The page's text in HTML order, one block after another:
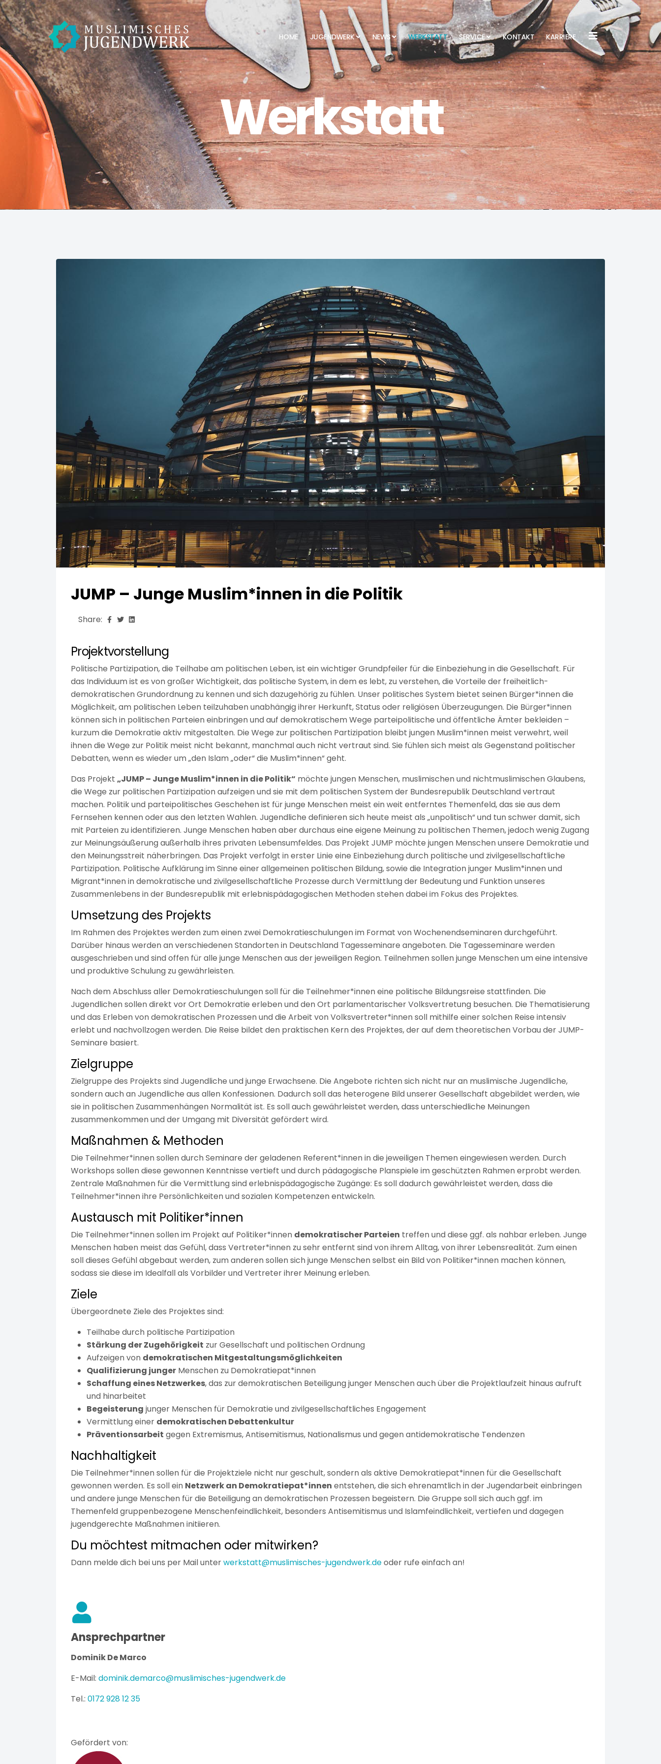
HOME JUGENDWERK NEWS WERKSTATT SERVICE KONTAKT KARRIERE
Werkstatt
JUMP – Junge Muslim*innen in die Politik
Share:
Projektvorstellung
Politische Partizipation, die Teilhabe am politischen Leben, ist ein wichtiger Grundpfeiler für die Einbeziehung in die Gesellschaft. Für
das Individuum ist es von großer Wichtigkeit, das politische System, in dem es lebt, zu verstehen, die Vorteile der freiheitlich-
demokratischen Grundordnung zu kennen und sich dazugehörig zu fühlen. Unser politisches System bietet seinen Bürger*innen die
Möglichkeit, am politischen Leben teilzuhaben unabhängig ihrer Herkunft, Status oder religiösen Überzeugungen. Die Bürger*innen
können sich in politischen Parteien einbringen und auf demokratischem Wege parteipolitische und öffentliche Ämter bekleiden –
kurzum die Demokratie aktiv mitgestalten. Die Wege zur politischen Partizipation bleibt jungen Muslim*innen meist verwehrt, weil
ihnen die Wege zur Politik meist nicht bekannt, manchmal auch nicht vertraut sind. Sie fühlen sich meist als Gegenstand politischer
Debatten, wenn es wieder um „den Islam „oder“ die Muslim*innen“ geht.
Das Projekt „JUMP – Junge Muslim*innen in die Politik“ möchte jungen Menschen, muslimischen und nichtmuslimischen Glaubens,
die Wege zur politischen Partizipation aufzeigen und sie mit dem politischen System der Bundesrepublik Deutschland vertraut
machen. Politik und parteipolitisches Geschehen ist für junge Menschen meist ein weit entferntes Themenfeld, das sie aus dem
Fernsehen kennen oder aus den letzten Wahlen. Jugendliche definieren sich heute meist als „unpolitisch“ und tun schwer damit, sich
mit Parteien zu identifizieren. Junge Menschen haben aber durchaus eine eigene Meinung zu politischen Themen, jedoch wenig Zugang
zur Meinungsäußerung außerhalb ihres privaten Lebensumfeldes. Das Projekt JUMP möchte jungen Menschen unsere Demokratie und
den Meinungsstreit näherbringen. Das Projekt verfolgt in erster Linie eine Einbeziehung durch politische und zivilgesellschaftliche
Partizipation. Politische Aufklärung im Sinne einer allgemeinen politischen Bildung, sowie die Integration junger Muslim*innen und
Migrant*innen in demokratische und zivilgesellschaftliche Prozesse durch Vermittlung der Bedeutung und Funktion unseres
Zusammenlebens in der Bundesrepublik mit erlebnispädagogischen Methoden stehen dabei im Fokus des Projektes.
Umsetzung des Projekts
Im Rahmen des Projektes werden zum einen zwei Demokratieschulungen im Format von Wochenendseminaren durchgeführt.
Darüber hinaus werden an verschiedenen Standorten in Deutschland Tagesseminare angeboten. Die Tagesseminare werden
ausgeschrieben und sind offen für alle junge Menschen aus der jeweiligen Region. Teilnehmen sollen junge Menschen um eine intensive
und produktive Schulung zu gewährleisten.
Nach dem Abschluss aller Demokratieschulungen soll für die Teilnehmer*innen eine politische Bildungsreise stattfinden. Die
Jugendlichen sollen direkt vor Ort Demokratie erleben und den Ort parlamentarischer Volksvertretung besuchen. Die Thematisierung
und das Erleben von demokratischen Prozessen und die Arbeit von Volksvertreter*innen soll mithilfe einer solchen Reise intensiv
erlebt und nachvollzogen werden. Die Reise bildet den praktischen Kern des Projektes, der auf dem theoretischen Vorbau der JUMP-
Seminare basiert.
Zielgruppe
Zielgruppe des Projekts sind Jugendliche und junge Erwachsene. Die Angebote richten sich nicht nur an muslimische Jugendliche,
sondern auch an Jugendliche aus allen Konfessionen. Dadurch soll das heterogene Bild unserer Gesellschaft abgebildet werden, wie
sie in politischen Zusammenhängen Normalität ist. Es soll auch gewährleistet werden, dass unterschiedliche Meinungen
zusammenkommen und der Umgang mit Diversität gefördert wird.
Maßnahmen & Methoden
Die Teilnehmer*innen sollen durch Seminare der geladenen Referent*innen in die jeweiligen Themen eingewiesen werden. Durch
Workshops sollen diese gewonnen Kenntnisse vertieft und durch pädagogische Planspiele im geschützten Rahmen erprobt werden.
Zentrale Maßnahmen für die Vermittlung sind erlebnispädagogische Zugänge: Es soll dadurch gewährleistet werden, dass die
Teilnehmer*innen ihre Persönlichkeiten und sozialen Kompetenzen entwickeln.
Austausch mit Politiker*innen
Die Teilnehmer*innen sollen im Projekt auf Politiker*innen demokratischer Parteien treffen und diese ggf. als nahbar erleben. Junge
Menschen haben meist das Gefühl, dass Vertreter*innen zu sehr entfernt sind von ihrem Alltag, von ihrer Lebensrealität. Zum einen
soll dieses Gefühl abgebaut werden, zum anderen sollen sich junge Menschen selbst ein Bild von Politiker*innen machen können,
sodass sie diese im Idealfall als Vorbilder und Vertreter ihrer Meinung erleben.
Ziele
Übergeordnete Ziele des Projektes sind:
Teilhabe durch politische Partizipation
Stärkung der Zugehörigkeit zur Gesellschaft und politischen Ordnung
Aufzeigen von demokratischen Mitgestaltungsmöglichkeiten
Qualifizierung junger Menschen zu Demokratiepat*innen
Schaffung eines Netzwerkes, das zur demokratischen Beteiligung junger Menschen auch über die Projektlaufzeit hinaus aufruft
und hinarbeitet
Begeisterung junger Menschen für Demokratie und zivilgesellschaftliches Engagement
Vermittlung einer demokratischen Debattenkultur
Präventionsarbeit gegen Extremismus, Antisemitismus, Nationalismus und gegen antidemokratische Tendenzen
Nachhaltigkeit
Die Teilnehmer*innen sollen für die Projektziele nicht nur geschult, sondern als aktive Demokratiepat*innen für die Gesellschaft
gewonnen werden. Es soll ein Netzwerk an Demokratiepat*innen entstehen, die sich ehrenamtlich in der Jugendarbeit einbringen
und andere junge Menschen für die Beteiligung an demokratischen Prozessen begeistern. Die Gruppe soll sich auch ggf. im
Themenfeld gruppenbezogene Menschenfeindlichkeit, besonders Antisemitismus und Islamfeindlichkeit, vertiefen und dagegen
jugendgerechte Maßnahmen initiieren.
Du möchtest mitmachen oder mitwirken?
Dann melde dich bei uns per Mail unterwerkstatt@muslimisches-jugendwerk.deoder rufe einfach an!
Ansprechpartner
Dominik De Marco
E-Mail: dominik.demarco@muslimisches-jugendwerk.de
Tel.: 0172 928 12 35
Gefördert von: